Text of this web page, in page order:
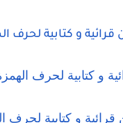
قرائية و كتابية لحرف
و كتابية لحرف
قرائية و كتابية لحرف